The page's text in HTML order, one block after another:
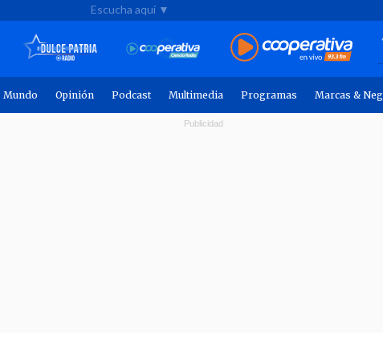
Escucha aquí ▼
Mundo Opinión Podcast Multimedia Programas Marcas &